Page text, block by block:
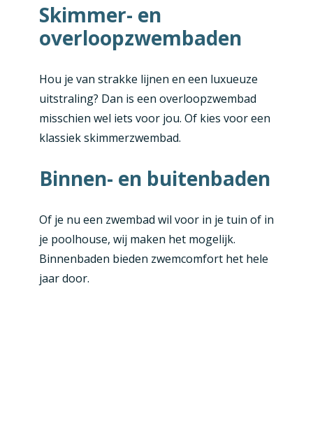
Skimmer- en
overloopzwembaden
Hou je van strakke lijnen en een luxueuze
uitstraling? Dan is een overloopzwembad
misschien wel iets voor jou. Of kies voor een
klassiek skimmerzwembad.
Binnen- en buitenbaden
Of je nu een zwembad wil voor in je tuin of in
je poolhouse, wij maken het mogelijk.
Binnenbaden bieden zwemcomfort het hele
jaar door.